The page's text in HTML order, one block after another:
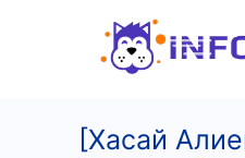
[Хасай